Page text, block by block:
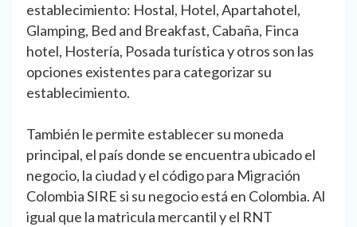
establecimiento: Hostal, Hotel, Apartahotel,
Glamping, Bed and Breakfast, Cabaña, Finca
hotel, Hostería, Posada turística y otros son las
opciones existentes para categorizar su
establecimiento.
También le permite establecer su moneda
principal, el país donde se encuentra ubicado el
negocio, la ciudad y el código para Migración
Colombia SIRE si su negocio está en Colombia. Al
igual que la matricula mercantil y el RNT